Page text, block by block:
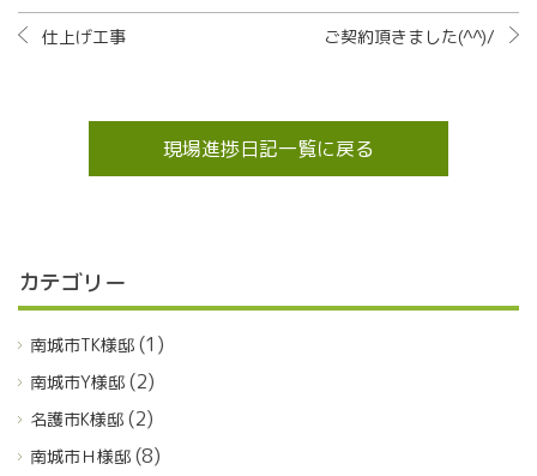
仕上げ工事 ご契約頂きました(^^)/
現場進捗日記一覧に戻る
カテゴリー
南城市TK様邸 (1)
南城市Y様邸 (2)
名護市K様邸 (2)
南城市Ｈ様邸 (8)